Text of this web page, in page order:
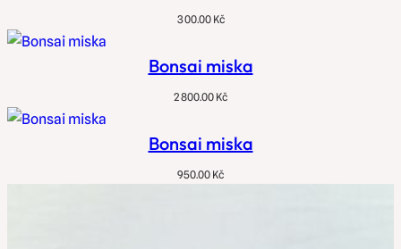
300.00 Kč
Bonsai miska
2 800.00 Kč
Bonsai miska
950.00 Kč